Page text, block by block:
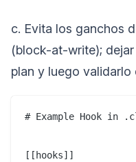
c. Evita los ganchos
(block-at-write);
plan y luego validarlo
# Example Hook in
[[hooks]]